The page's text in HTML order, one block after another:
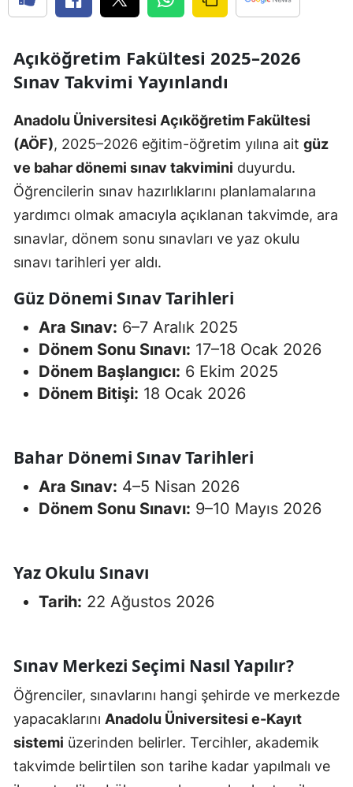
Açıköğretim Fakültesi 2025–2026
Sınav Takvimi Yayınlandı
Anadolu Üniversitesi Açıköğretim Fakültesi
(AÖF), 2025–2026 eğitim-öğretim yılına ait güz
ve bahar dönemi sınav takvimini duyurdu.
Öğrencilerin sınav hazırlıklarını planlamalarına
yardımcı olmak amacıyla açıklanan takvimde, ara
sınavlar, dönem sonu sınavları ve yaz okulu
sınavı tarihleri yer aldı.
Güz Dönemi Sınav Tarihleri
Ara Sınav: 6–7 Aralık 2025
Dönem Sonu Sınavı: 17–18 Ocak 2026
Dönem Başlangıcı: 6 Ekim 2025
Dönem Bitişi: 18 Ocak 2026
Bahar Dönemi Sınav Tarihleri
Ara Sınav: 4–5 Nisan 2026
Dönem Sonu Sınavı: 9–10 Mayıs 2026
Yaz Okulu Sınavı
Tarih: 22 Ağustos 2026
Sınav Merkezi Seçimi Nasıl Yapılır?
Öğrenciler, sınavlarını hangi şehirde ve merkezde
yapacaklarını Anadolu Üniversitesi e-Kayıt
sistemi üzerinden belirler. Tercihler, akademik
takvimde belirtilen son tarihe kadar yapılmalı ve